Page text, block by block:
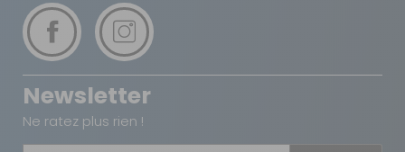
Newsletter
Ne ratez plus rien !